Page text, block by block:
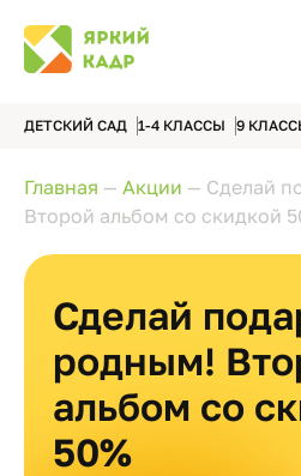
ДЕТСКИЙ САД 1-4 КЛАССЫ 9
Главная — Акции — Сделай
Второй альбом со скидкой
Сделай
родным!
альбом со
50%